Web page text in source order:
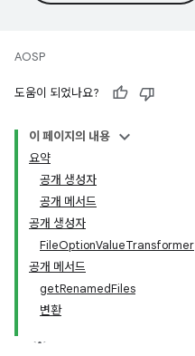
AOSP
도움이 되었나요?
이 페이지의 내용
요약
공개 생성자
공개 메서드
공개 생성자
FileOptionValueTransformer
공개 메서드
getRenamedFiles
변환